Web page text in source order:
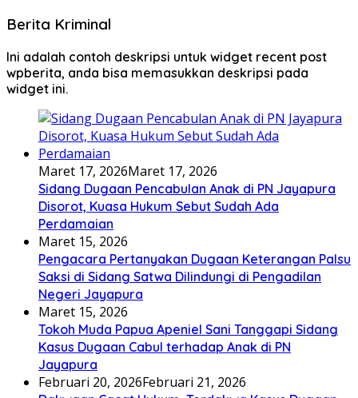
Berita Kriminal
Ini adalah contoh deskripsi untuk widget recent post
wpberita, anda bisa memasukkan deskripsi pada
widget ini.
Maret 17, 2026Maret 17, 2026
Sidang Dugaan Pencabulan Anak di PN Jayapura
Disorot, Kuasa Hukum Sebut Sudah Ada
Perdamaian
Maret 15, 2026
Pengacara Pertanyakan Dugaan Keterangan Palsu
Saksi di Sidang Satwa Dilindungi di Pengadilan
Negeri Jayapura
Maret 15, 2026
Tokoh Muda Papua Apeniel Sani Tanggapi Sidang
Kasus Dugaan Cabul terhadap Anak di PN
Jayapura
Februari 20, 2026Februari 21, 2026